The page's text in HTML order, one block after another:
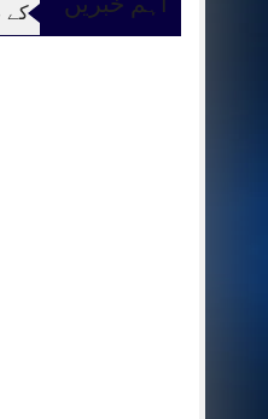
متحرک ہے گوجرانوالہ کے